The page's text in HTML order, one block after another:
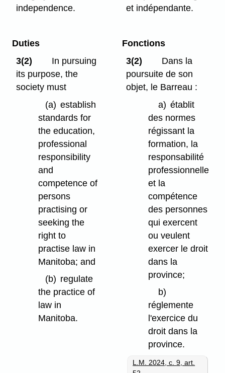
independence.
et indépendante.
Duties
3(2)
In pursuing
its purpose, the
society must
(a) establish
standards for
the education,
professional
responsibility
and
competence of
persons
practising or
seeking the
right to
practise law in
Manitoba; and
(b) regulate
the practice of
law in
Manitoba.
Fonctions
3(2)
Dans la
poursuite de son
objet, le Barreau :
a) établit
des normes
régissant la
formation, la
responsabilité
professionnelle
et la
compétence
des personnes
qui exercent
ou veulent
exercer le droit
dans la
province;
b)
réglemente
l'exercice du
droit dans la
province.
L.M. 2024, c. 9, art.